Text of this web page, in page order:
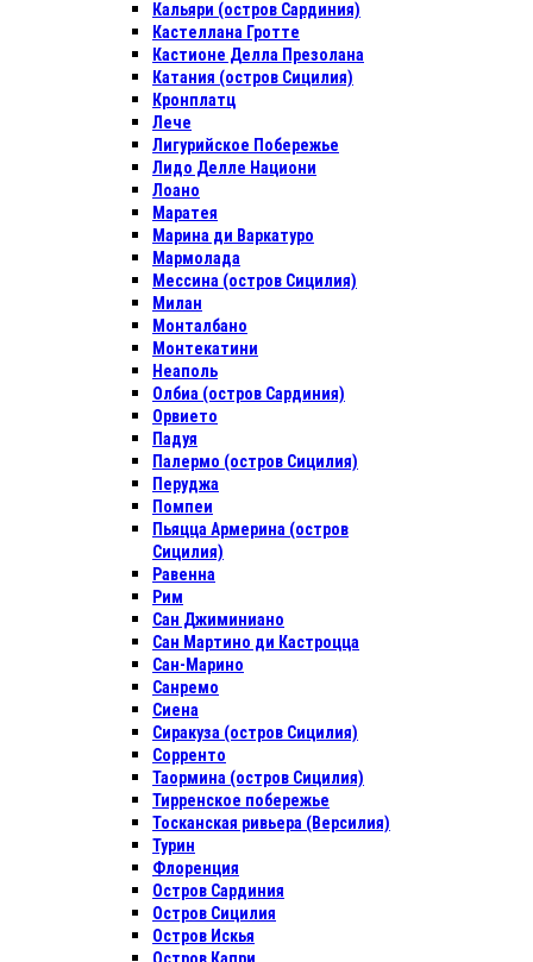
Кальяри (остров Сардиния)
Кастеллана Гротте
Кастионе Делла Презолана
Катания (остров Сицилия)
Кронплатц
Лече
Лигурийское Побережье
Лидо Делле Национи
Лоано
Маратея
Марина ди Варкатуро
Мармолада
Мессина (остров Сицилия)
Милан
Монталбано
Монтекатини
Неаполь
Олбиа (остров Сардиния)
Орвието
Падуя
Палермо (остров Сицилия)
Перуджа
Помпеи
Пьяцца Армерина (остров
Сицилия)
Равенна
Рим
Сан Джиминиано
Сан Мартино ди Кастроцца
Сан-Марино
Санремо
Сиена
Сиракуза (остров Сицилия)
Сорренто
Таормина (остров Сицилия)
Тирренское побережье
Тосканская ривьера (Версилия)
Турин
Флоренция
Остров Сардиния
Остров Сицилия
Остров Искья